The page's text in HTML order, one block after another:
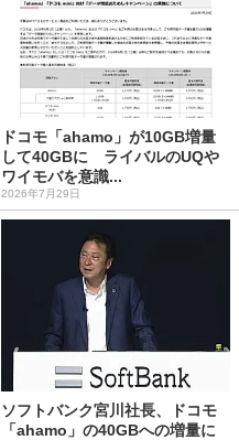
ドコモ「ahamo」が10GB増量
して40GBに ライバルのUQや
ワイモバを意識...
2026年7月29日
ソフトバンク宮川社長、ドコモ
「ahamo」の40GBへの増量に